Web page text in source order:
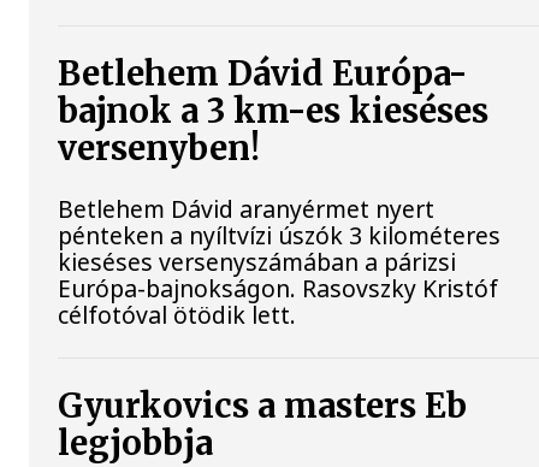
Betlehem Dávid Európa-
bajnok a 3 km-es kieséses
versenyben!
Betlehem Dávid aranyérmet nyert
pénteken a nyíltvízi úszók 3 kilométeres
kieséses versenyszámában a párizsi
Európa-bajnokságon. Rasovszky Kristóf
célfotóval ötödik lett.
Gyurkovics a masters Eb
legjobbja